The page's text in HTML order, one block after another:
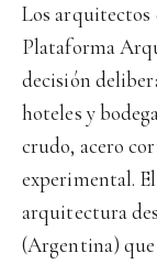
Los arquitectos
Plataforma
decisión
hoteles y
crudo, acero
experimental.
arquitectura
(Argentina) que